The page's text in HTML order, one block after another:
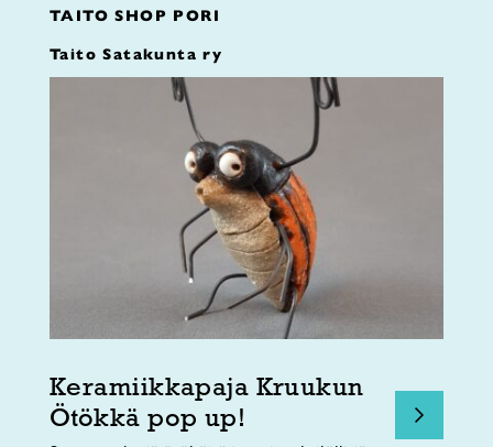
TAITO SHOP PORI
Taito Satakunta ry
Keramiikkapaja Kruukun
Ötökkä pop up!